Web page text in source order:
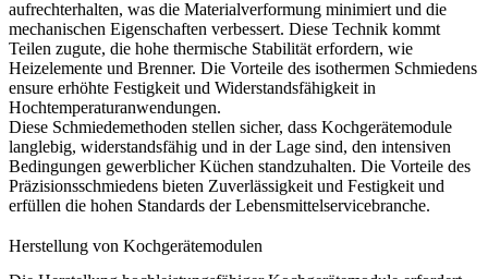
aufrechterhalten, was die Materialverformung minimiert und die
mechanischen Eigenschaften verbessert. Diese Technik kommt
Teilen zugute, die hohe thermische Stabilität erfordern, wie
Heizelemente und Brenner. Die Vorteile des isothermen Schmiedens
ensure erhöhte Festigkeit und Widerstandsfähigkeit in
Hochtemperaturanwendungen.
Diese Schmiedemethoden stellen sicher, dass Kochgerätemodule
langlebig, widerstandsfähig und in der Lage sind, den intensiven
Bedingungen gewerblicher Küchen standzuhalten. Die Vorteile des
Präzisionsschmiedens bieten Zuverlässigkeit und Festigkeit und
erfüllen die hohen Standards der Lebensmittelservicebranche.
Herstellung von Kochgerätemodulen